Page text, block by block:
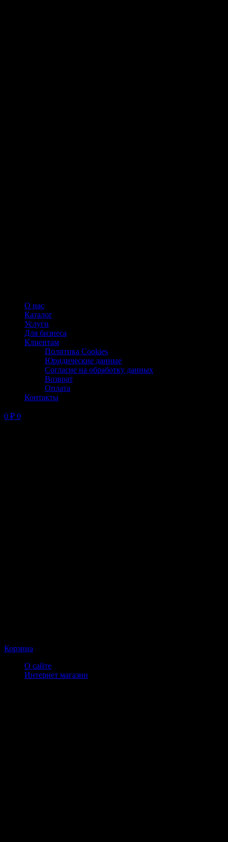
О нас
Каталог
Услуги
Для бизнеса
Клиентам
Политика Cookies
Юридические данные
Согласие на обработку данных
Возврат
Оплата
Контакты
0 ₽ 0
Корзина
О сайте
Интернет магазин